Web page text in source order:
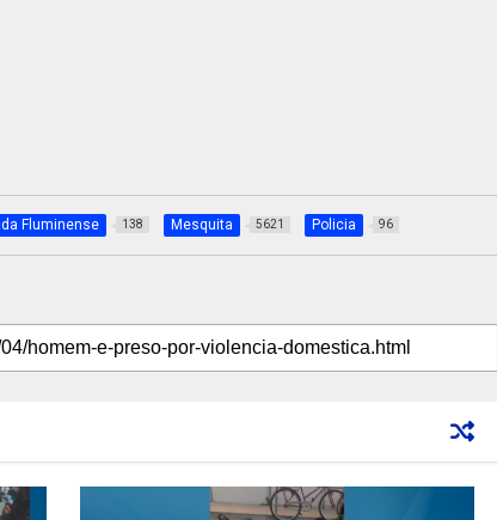
Fluminense 138 Mesquita 5621 Policia 96